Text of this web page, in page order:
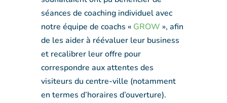
séances de coaching individuel avec
notre équipe de coachs « GROW », afin
de les aider à réévaluer leur business
et recalibrer leur offre pour
correspondre aux attentes des
visiteurs du centre-ville (notamment
en termes d’horaires d’ouverture).